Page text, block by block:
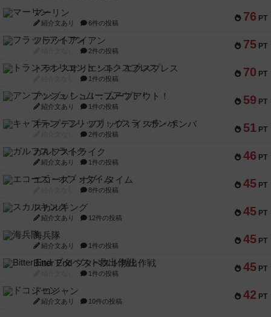
76 PT
マーリン
紹介文あり 6件の投稿
75 PT
フラットアイアン
2件の投稿
70 PT
トランスオリエント・エクスプレス
1件の投稿
59 PT
アンブッシュ！：ムーブアウト！
紹介文あり 1件の投稿
51 PT
キャプテン・フリップ：イスラ・ボンバ
2件の投稿
46 PT
ガルフストライク
紹介文あり 1件の投稿
45 PT
エコーズ・オブ・タイム
8件の投稿
45 PT
スカルキング
紹介文あり 12件の投稿
45 PT
海兵隊
紹介文あり 1件の投稿
45 PT
Bitter End ブタペスト救出作戦
1件の投稿
42 PT
ドコジャン
紹介文あり 10件の投稿